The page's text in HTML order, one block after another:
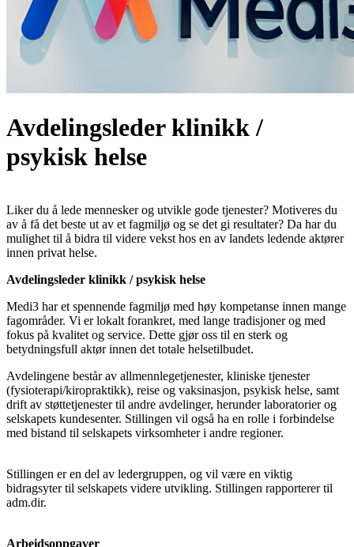
Avdelingsleder klinikk /
psykisk helse
Liker du å lede mennesker og utvikle gode tjenester? Motiveres du
av å få det beste ut av et fagmiljø og se det gi resultater? Da har du
mulighet til å bidra til videre vekst hos en av landets ledende aktører
innen privat helse.
Avdelingsleder klinikk / psykisk helse
Medi3 har et spennende fagmiljø med høy kompetanse innen mange
fagområder. Vi er lokalt forankret, med lange tradisjoner og med
fokus på kvalitet og service. Dette gjør oss til en sterk og
betydningsfull aktør innen det totale helsetilbudet.
Avdelingene består av allmennlegetjenester, kliniske tjenester
(fysioterapi/kiropraktikk), reise og vaksinasjon, psykisk helse, samt
drift av støttetjenester til andre avdelinger, herunder laboratorier og
selskapets kundesenter. Stillingen vil også ha en rolle i forbindelse
med bistand til selskapets virksomheter i andre regioner.
Stillingen er en del av ledergruppen, og vil være en viktig
bidragsyter til selskapets videre utvikling. Stillingen rapporterer til
adm.dir.
Arbeidsoppgaver